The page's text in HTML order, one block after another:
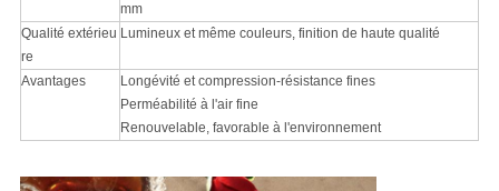
mm
Qualité extérieu
re
Lumineux et même couleurs, finition de haute qualité
Avantages
Longévité et compression-résistance fines
Perméabilité à l'air fine
Renouvelable, favorable à l'environnement